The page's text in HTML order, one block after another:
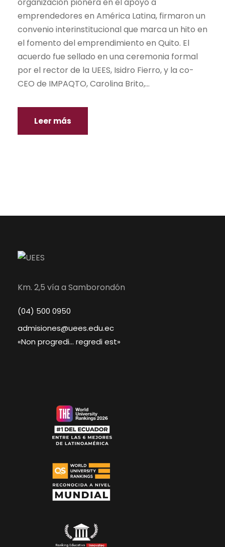
emprendedores en América Latina, firmaron un
convenio interinstitucional que marca un hito en
el fomento del emprendimiento en Quito. El
acuerdo fue sellado en una ceremonia formal
por el rector de la UEES, Isidro Fierro, y la co-
CEO de IMPAQTO, Carolina Brito,...
Leer más
Km. 2,5 vía a Samborondón
(04) 500 0950
admisiones@uees.edu.ec
«Non progredi… regredi est»